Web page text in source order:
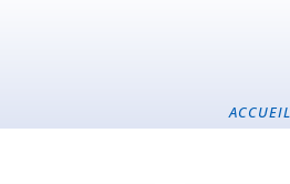
ACCUEIL